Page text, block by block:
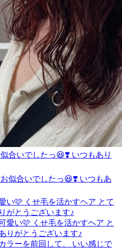
合いでしたっ😆❣️ いつもあり
い🩷 くせ毛を活かすヘア とて
がとうございます♪
ラーを前回して、 いい感じで